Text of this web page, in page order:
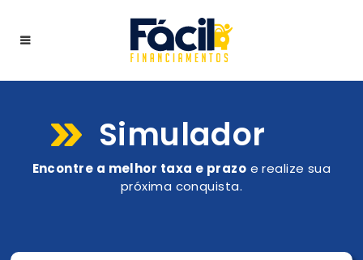
Simulador
Encontre a melhor taxa e prazo e realize sua
próxima conquista.